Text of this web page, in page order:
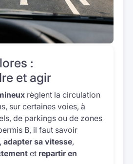
:
et agir
règlent la circulation
sur certaines voies, à
de parkings ou de zones
B, il faut savoir
, adapter sa vitesse,
et repartir en